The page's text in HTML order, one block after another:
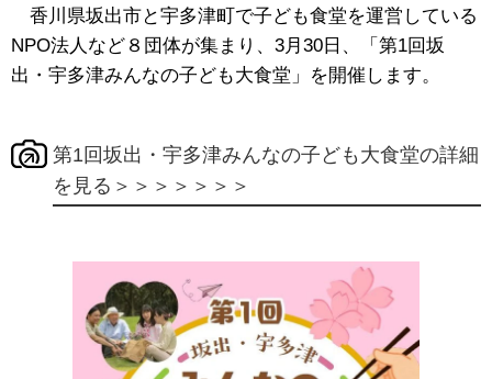
香川県坂出市と宇多津町で子ども食堂を運営している
NPO法人など８団体が集まり、3月30日、「第1回坂
出・宇多津みんなの子ども大食堂」を開催します。
第1回坂出・宇多津みんなの子ども大食堂の詳細
を見る＞＞＞＞＞＞＞